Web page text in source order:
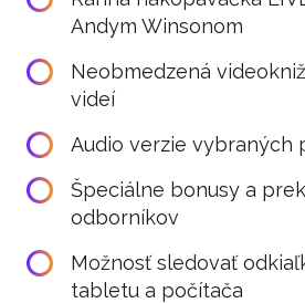
Andym Winsonom
Neobmedzená
videí
Audio verzie vybraných
Špeciálne bonusy a
odborníkov
Možnosť sledovať
tabletu a počítača